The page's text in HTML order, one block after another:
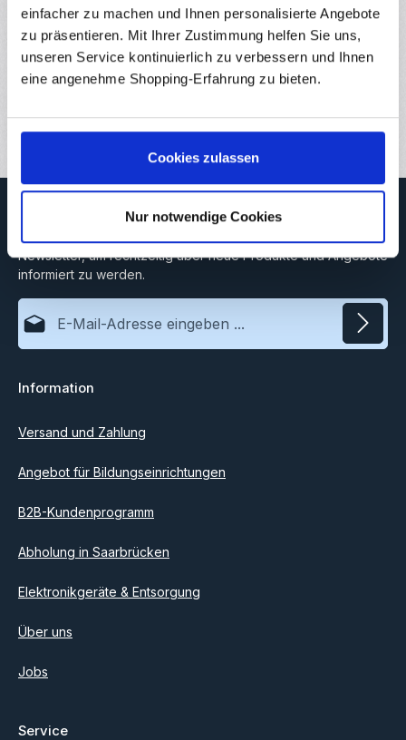
einfacher zu machen und Ihnen personalisierte Angebote
zu präsentieren. Mit Ihrer Zustimmung helfen Sie uns,
unseren Service kontinuierlich zu verbessern und Ihnen
eine angenehme Shopping-Erfahrung zu bieten.
Cookies zulassen
Nur notwendige Cookies
Eigenschaften
Hersteller
Downloads
Bewertungen
Newsletter, um rechtzeitig über neue Produkte und Angebote
informiert zu werden.
E-Mail-Adresse*
Ich habe dieDatenschutzbestimmungen
einverstanden.
Information
Versand und Zahlung
Angebot für Bildungseinrichtungen
B2B-Kundenprogramm
Abholung in Saarbrücken
Elektronikgeräte & Entsorgung
Über uns
Jobs
Service